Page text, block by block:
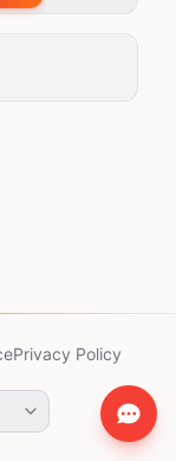
Privacy Policy